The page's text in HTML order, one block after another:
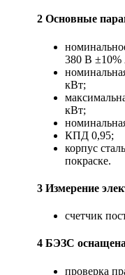
2 Основные
380 В
кВт;
кВт;
КПД 0,95;
корпус
покраске.
3 Измерение
счетчик
4 БЭЗС
проверка